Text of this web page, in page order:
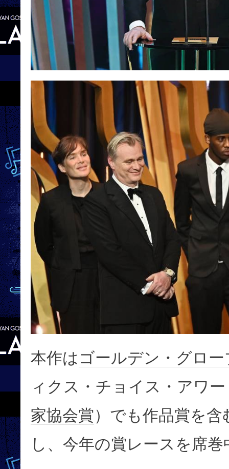
本作は ゴールデン・グロー
ィクス・チョイス・アワ
家協会賞）でも作品賞を
し、今年の賞レースを席巻